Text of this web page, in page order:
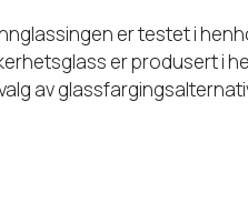
er testet i
er produsert i
av